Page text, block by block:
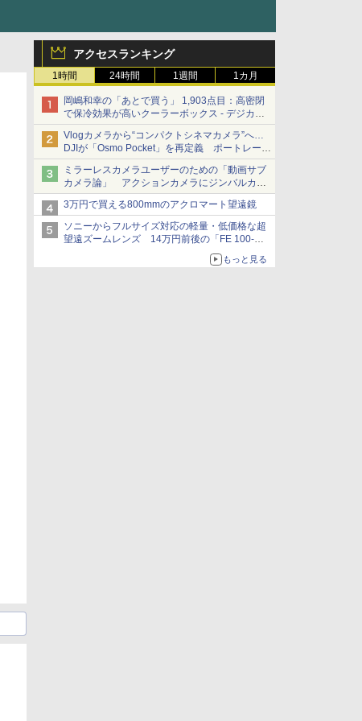
アクセスランキング
1時間 24時間 1週間 1カ月
岡嶋和幸の「あとで買う」 1,903点目：高密閉
で保冷効果が高いクーラーボックス - デジカメ
Watch
Vlogカメラから“コンパクトシネマカメラ”へ…
DJIが「Osmo Pocket」を再定義 ポートレート
重視の映像設計に
ミラーレスカメラユーザーのための「動画サブ
カメラ論」 アクションカメラにジンバルカメ
ラ……その実質的な違いは？
3万円で買える800mmのアクロマート望遠鏡
ソニーからフルサイズ対応の軽量・低価格な超
望遠ズームレンズ 14万円前後の「FE 100-
もっと見る